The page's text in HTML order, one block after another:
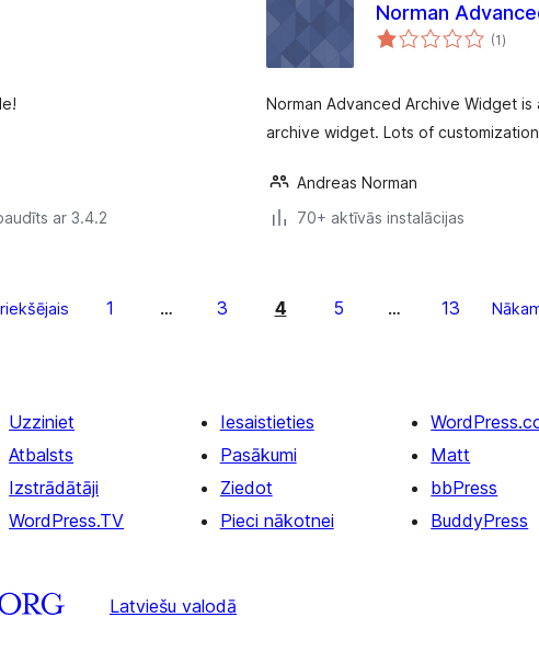
ar 3.4.2
Norman
(1)
Norman Advanced Archive Widget
archive widget. Lots of
Andreas Norman
70+ aktīvās instalācijas
1 … 3 4 5 … 13
Uzziniet
Atbalsts
Izstrādātāji
WordPress.TV
Iesaistieties
Pasākumi
Ziedot
Pieci nākotnei
Matt
bbPress
BuddyPress
Latviešu valodā